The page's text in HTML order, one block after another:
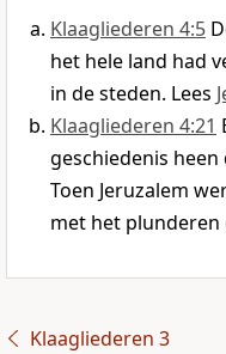
Klaagliederen 4:5
het hele land had
in de steden. Lees
Klaagliederen 4:21
geschiedenis heen
Toen Jeruzalem
met het plunderen
Klaagliederen 3